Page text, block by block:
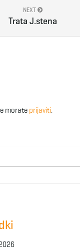
NEXT
Trata J.stena
morate prijaviti.